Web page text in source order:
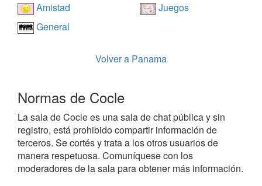
Amistad
Juegos
General
Volver a Panama
Normas de Cocle
La sala de Cocle es una sala de chat pública y sin
registro, está prohibido compartir información de
terceros. Se cortés y trata a los otros usuarios de
manera respetuosa. Comuníquese con los
moderadores de la sala para obtener más información.